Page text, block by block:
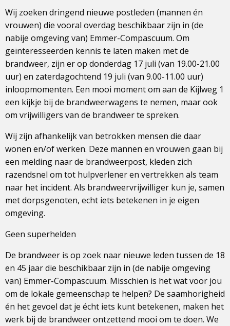
Wij zoeken dringend nieuwe postleden (mannen én
vrouwen) die vooral overdag beschikbaar zijn in (de
nabije omgeving van) Emmer-Compascuum. Om
geïnteresseerden kennis te laten maken met de
brandweer, zijn er op donderdag 17 juli (van 19.00-21.00
uur) en zaterdagochtend 19 juli (van 9.00-11.00 uur)
inloopmomenten. Een mooi moment om aan de Kijlweg 1
een kijkje bij de brandweerwagens te nemen, maar ook
om vrijwilligers van de brandweer te spreken.
Wij zijn afhankelijk van betrokken mensen die daar
wonen en/of werken. Deze mannen en vrouwen gaan bij
een melding naar de brandweerpost, kleden zich
razendsnel om tot hulpverlener en vertrekken als team
naar het incident. Als brandweervrijwilliger kun je, samen
met dorpsgenoten, echt iets betekenen in je eigen
omgeving.
Geen superhelden
De brandweer is op zoek naar nieuwe leden tussen de 18
en 45 jaar die beschikbaar zijn in (de nabije omgeving
van) Emmer-Compascuum. Misschien is het wat voor jou
om de lokale gemeenschap te helpen? De saamhorigheid
én het gevoel dat je écht iets kunt betekenen, maken het
werk bij de brandweer ontzettend mooi om te doen. We